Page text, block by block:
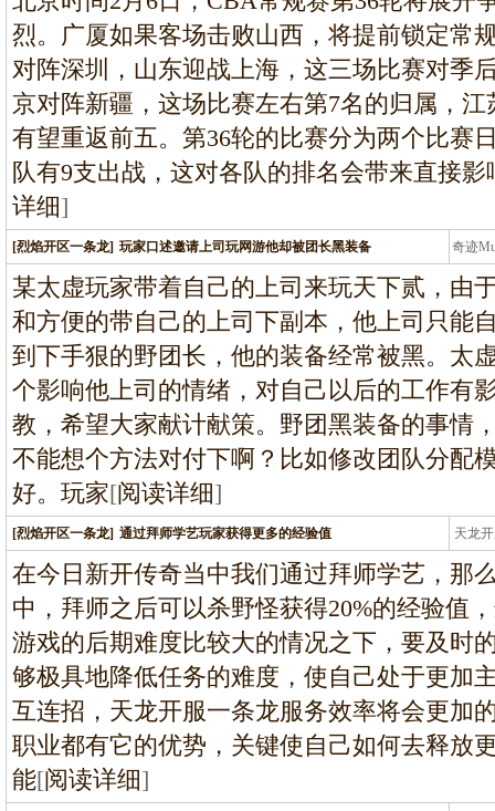
烈。广厦如果客场击败山西，将提前锁定常
对阵深圳，山东迎战上海，这三场比赛对季
京对阵新疆，这场比赛左右第7名的归属，
有望重返前五。第36轮的比赛分为两个比赛
队有9支出战，这对各队的排名会带来直接
详细]
[烈焰开区一条龙] 玩家口述邀请上司玩网游他却被团长黑装备 奇迹
条
某太虚玩家带着自己的上司来玩天下贰，由
和方便的带自己的上司下副本，他上司只能
到下手狠的野团长，他的装备经常被黑。太
个影响他上司的情绪，对自己以后的工作有
教，希望大家献计献策。野团黑装备的事情
不能想个方法对付下啊？比如修改团队分配
好。玩家[阅读详细]
[烈焰开区一条龙] 通过拜师学艺玩家获得更多的经验值 天龙
龙
在今日新开传奇当中我们通过拜师学艺，那
中，拜师之后可以杀野怪获得20%的经验值
游戏的后期难度比较大的情况之下，要及时
够极具地降低任务的难度，使自己处于更加
互连招，天龙开服一条龙服务效率将会更加
职业都有它的优势，关键使自己如何去释放
能[阅读详细]